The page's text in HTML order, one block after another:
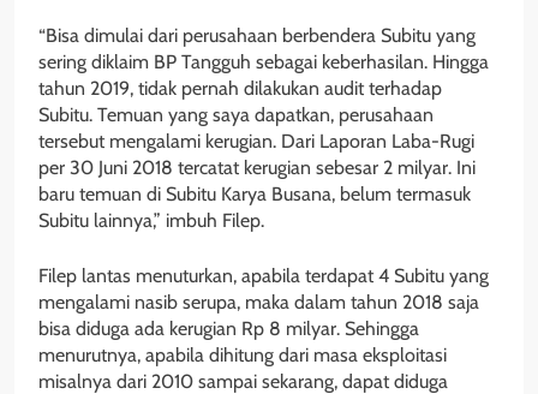
“Bisa dimulai dari perusahaan berbendera Subitu yang
sering diklaim BP Tangguh sebagai keberhasilan. Hingga
tahun 2019, tidak pernah dilakukan audit terhadap
Subitu. Temuan yang saya dapatkan, perusahaan
tersebut mengalami kerugian. Dari Laporan Laba-Rugi
per 30 Juni 2018 tercatat kerugian sebesar 2 milyar. Ini
baru temuan di Subitu Karya Busana, belum termasuk
Subitu lainnya,” imbuh Filep.
Filep lantas menuturkan, apabila terdapat 4 Subitu yang
mengalami nasib serupa, maka dalam tahun 2018 saja
bisa diduga ada kerugian Rp 8 milyar. Sehingga
menurutnya, apabila dihitung dari masa eksploitasi
misalnya dari 2010 sampai sekarang, dapat diduga